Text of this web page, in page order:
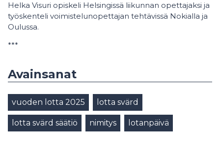
Helka Visuri opiskeli Helsingissä liikunnan opettajaksi ja
työskenteli voimistelunopettajan tehtävissä Nokialla ja
Oulussa.
***
Avainsanat
vuoden lotta 2025 lotta svärd
lotta svärd säätiö nimitys lotanpäivä